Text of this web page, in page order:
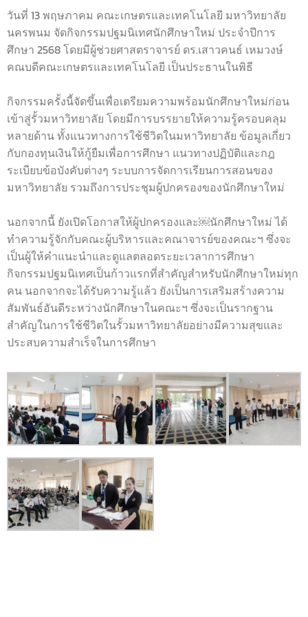
วันที่ 13 พฤษภาคม คณะเกษตรและเทคโนโลยี มหาวิทยาลัย
นครพนม จัดกิจกรรมปฐมนิเทศนักศึกษาใหม่ ประจำปีการ
ศึกษา 2568 โดยมีผู้ช่วยศาสตราจารย์ ดร.เสาวคนธ์ เหมวงษ์
คณบดีคณะเกษตรและเทคโนโลยี เป็นประธานในพิธี
กิจกรรมครั้งนี้จัดขึ้นเพื่อเตรียมความพร้อมนักศึกษาใหม่ก่อน
เข้าสู่รั้วมหาวิทยาลัย โดยมีการบรรยายให้ความรู้ครอบคลุม
หลายด้าน ทั้งแนวทางการใช้ชีวิตในมหาวิทยาลัย ข้อมูลเกี่ยว
กับกองทุนเงินให้กู้ยืมเพื่อการศึกษา แนวทางปฏิบัติและกฎ
ระเบียบข้อบังคับต่างๆ ระบบการจัดการเรียนการสอนของ
มหาวิทยาลัย รวมถึงการประชุมผู้ปกครองของนักศึกษาใหม่
นอกจากนี้ ยังเปิดโอกาสให้ผู้ปกครองและ￼นักศึกษาใหม่ ได้
ทำความรู้จักกับคณะผู้บริหารและคณาจารย์ของคณะฯ ซึ่งจะ
เป็นผู้ให้คำแนะนำและดูแลตลอดระยะเวลาการศึกษา
กิจกรรมปฐมนิเทศเป็นก้าวแรกที่สำคัญสำหรับนักศึกษาใหม่ทุก
คน นอกจากจะได้รับความรู้แล้ว ยังเป็นการเสริมสร้างความ
สัมพันธ์อันดีระหว่างนักศึกษาในคณะฯ ซึ่งจะเป็นรากฐาน
สำคัญในการใช้ชีวิตในรั้วมหาวิทยาลัยอย่างมีความสุขและ
ประสบความสำเร็จในการศึกษา